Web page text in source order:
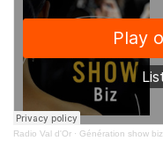
Radio Val d'Or · Génération show